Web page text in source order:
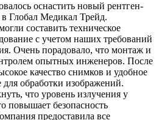
оснастить новый рентген-
Глобал Медикал Трейд.
составить техническое
с учетом наших требований
Очень порадовало, что монтаж и
опытных инженеров. После
качество снимков и удобное
обработки изображений.
что уровень излучения у
повышает безопасность
предоставила все